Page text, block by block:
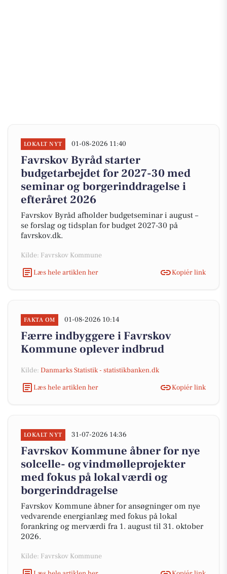
LOKALT NYT 01-08-2026 11:40
Favrskov Byråd starter
budgetarbejdet for 2027-30 med
seminar og borgerinddragelse i
efteråret 2026
Favrskov Byråd afholder budgetseminar i august –
se forslag og tidsplan for budget 2027-30 på
favrskov.dk.
Kilde: Favrskov Kommune
Læs hele artiklen her
Kopiér link
FAKTA OM 01-08-2026 10:14
Færre indbyggere i Favrskov
Kommune oplever indbrud
Kilde: Danmarks Statistik - statistikbanken.dk
Læs hele artiklen her
Kopiér link
LOKALT NYT 31-07-2026 14:36
Favrskov Kommune åbner for nye
solcelle- og vindmølleprojekter
med fokus på lokal værdi og
borgerinddragelse
Favrskov Kommune åbner for ansøgninger om nye
vedvarende energianlæg med fokus på lokal
forankring og merværdi fra 1. august til 31. oktober
2026.
Kilde: Favrskov Kommune